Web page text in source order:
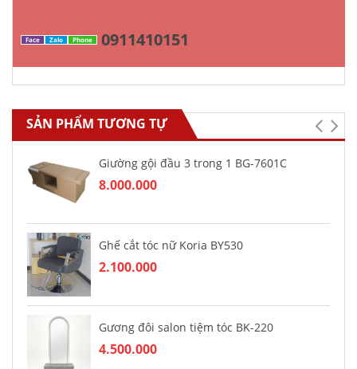
Face Zalo Phone 0911410151
SẢN PHẨM TƯƠNG TỰ
Giường gội đầu 3 trong 1 BG-7601C
8.000.000
Ghế cắt tóc nữ Koria BY530
2.100.000
Gương đôi salon tiệm tóc BK-220
4.500.000